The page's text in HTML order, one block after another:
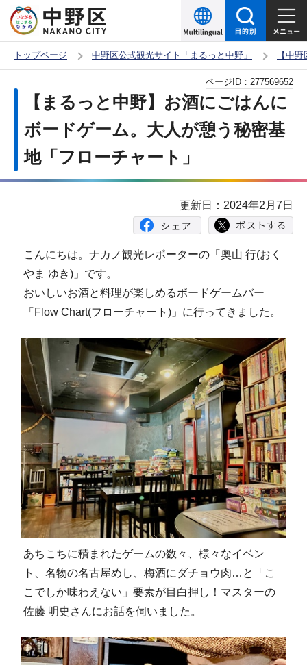
の
ー
す
トップページ 中野区公式観光サイト「まるっと中野」 【中
【まるっと中野】お酒にごはんに
ボードゲーム。大人が憩う秘密基
地「フローチャート」
ページID： 277569652
更新日：2024年2月7日
こんにちは。ナカノ観光レポーターの「奥山 行(おく
やま ゆき)」です。
おいしいお酒と料理が楽しめるボードゲームバー
「Flow Chart(フローチャート)」に行ってきました。
あちこちに積まれたゲームの数々、様々なイベン
ト、名物の名古屋めし、梅酒にダチョウ肉…と「こ
こでしか味わえない」要素が目白押し！マスターの
佐藤 明史さんにお話を伺いました。